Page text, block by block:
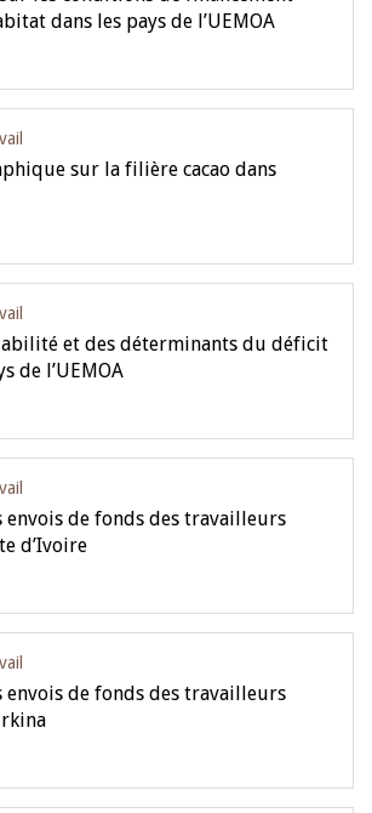
dans les pays de l’UEMOA
sur la filière cacao dans
et des déterminants du déficit
de l’UEMOA
envois de fonds des travailleurs
d’Ivoire
envois de fonds des travailleurs